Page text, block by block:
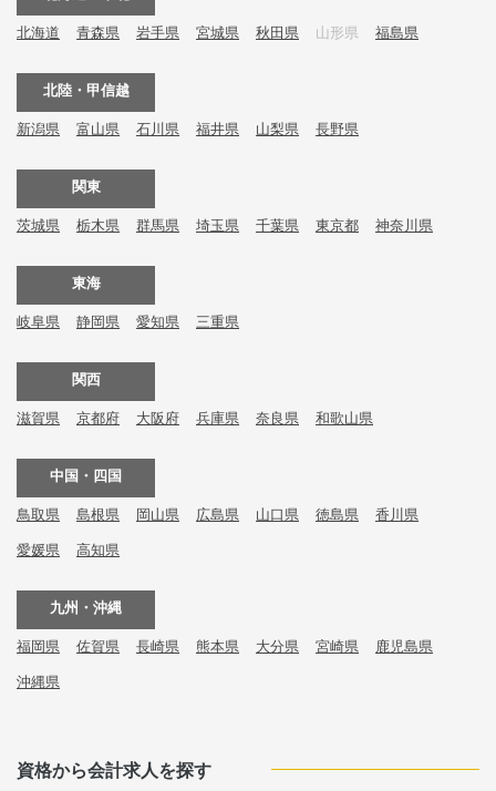
北海道 青森県 岩手県 宮城県 秋田県 山形県 福島県
北陸・甲信越
新潟県 富山県 石川県 福井県 山梨県 長野県
関東
茨城県 栃木県 群馬県 埼玉県 千葉県 東京都 神奈川県
東海
岐阜県 静岡県 愛知県 三重県
関西
滋賀県 京都府 大阪府 兵庫県 奈良県 和歌山県
中国・四国
鳥取県 島根県 岡山県 広島県 山口県 徳島県 香川県
愛媛県 高知県
九州・沖縄
福岡県 佐賀県 長崎県 熊本県 大分県 宮崎県 鹿児島県
沖縄県
資格から会計求人を探す